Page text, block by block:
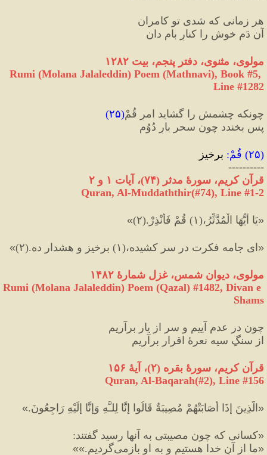
هر زمانی که شدی تو کامران
آن دَمِ خوش را کنارِ بام دان
مولوی، مثنوی، دفتر پنجم، بیت ۱۲۸۲
Rumi (Molana Jalaleddin) Poem (Mathnavi), Book #5,
Line #1282
چونکه چشمش را گشاید امرِ قُمْ(۲۵)
پس بخندد چون سحر بارِ دُوُم
(۲۵) قُمْ: برخیز
----------
قرآن كريم، سورهٔ مدثر (۷۴)، آيات ۱ و ۲
Quran, Al-Muddaththir(#74), Line #1-2
«يَا أَيُّهَا الْمُدَّثِّرُ،( ١) قُمْ فَأَنْذِرْ.(٢)
»
«اى جامه فکرت در سر كشيده،( ١) برخيز و هشدار ده.(٢)
»
مولوی، دیوان شمس، غزل شمارهٔ ۱۴۸۲
Rumi (Molana Jalaleddin) Poem (Qazal) #1482, Divan e
Shams
چون در عدم آییم و سر از یار برآریم
از سنگِ سیه نعرهٔ اقرار برآریم
قرآن کریم، سورهٔ بقره (۲)، آیهٔ ۱۵۶
Quran, Al-Baqarah(#2), Line #156
«الَّذِينَ إِذَا أَصَابَتْهُمْ مُصِيبَةٌ قَالُوا إِنَّا لِلـَّهِ وَإِنَّا إِلَيْهِ رَاجِعُونَ.»
«كسانى كه چون مصيبتى به آنها رسيد گفتند:
«ما از آنِ خدا هستيم و به او بازمى‌گرديم. »»